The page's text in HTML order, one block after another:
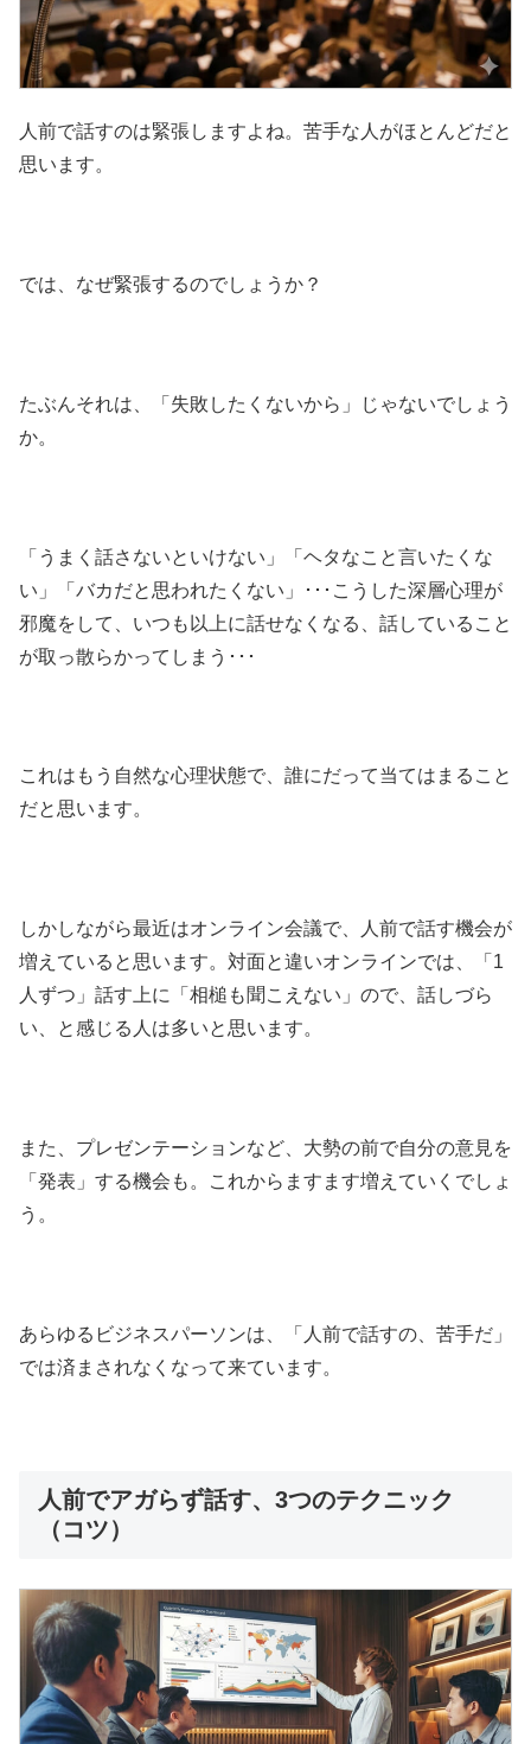
人前で話すのは緊張しますよね。苦手な人がほとんどだと
思います。
では、なぜ緊張するのでしょうか？
たぶんそれは、「失敗したくないから」じゃないでしょう
か。
「うまく話さないといけない」「ヘタなこと言いたくな
い」「バカだと思われたくない」･･･こうした深層心理が
邪魔をして、いつも以上に話せなくなる、話していること
が取っ散らかってしまう･･･
これはもう自然な心理状態で、誰にだって当てはまること
だと思います。
しかしながら最近はオンライン会議で、人前で話す機会が
増えていると思います。対面と違いオンラインでは、「1
人ずつ」話す上に「相槌も聞こえない」ので、話しづら
い、と感じる人は多いと思います。
また、プレゼンテーションなど、大勢の前で自分の意見を
「発表」する機会も。これからますます増えていくでしょ
う。
あらゆるビジネスパーソンは、「人前で話すの、苦手だ」
では済まされなくなって来ています。
人前でアガらず話す、3つのテクニック
（コツ）